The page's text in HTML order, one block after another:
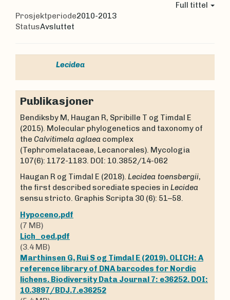
Full tittel
Prosjektperiode2010-2013
StatusAvsluttet
Lecidea
Publikasjoner
Bendiksby M, Haugan R, Spribille T og Timdal E
(2015). Molecular phylogenetics and taxonomy of
the Calvitimela aglaea complex
(Tephromelataceae, Lecanorales). Mycologia
107(6): 1172-1183. DOI: 10.3852/14-062
Haugan R og Timdal E (2018). Lecidea toensbergii,
the first described sorediate species in Lecidea
sensu stricto. Graphis Scripta 30 (6): 51–58.
Hypoceno.pdf
(7 MB)
Lich_oed.pdf
(3.4 MB)
Marthinsen G, Rui S og Timdal E (2019). OLICH: A
reference library of DNA barcodes for Nordic
lichens. Biodiversity Data Journal 7: e36252. DOI:
10.3897/BDJ.7.e36252